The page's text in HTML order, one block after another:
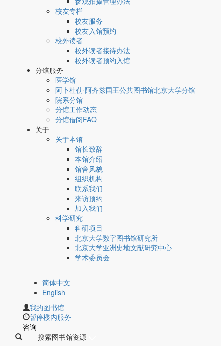
校友专栏
校友服务
校友入馆预约
校外读者
校外读者接待办法
校外读者预约入馆
分馆服务
医学馆
阿卜杜勒·阿齐兹国王公共图书馆北京大学分馆
院系分馆
分馆工作动态
分馆借阅FAQ
关于
关于本馆
馆长致辞
本馆介绍
馆舍风貌
组织机构
联系我们
来访预约
加入我们
科学研究
科研项目
北京大学数字图书馆研究所
北京大学亚洲史地文献研究中心
学术委员会
简体中文
English
我的图书馆
暂停楼内服务
咨询
搜索图书馆资源